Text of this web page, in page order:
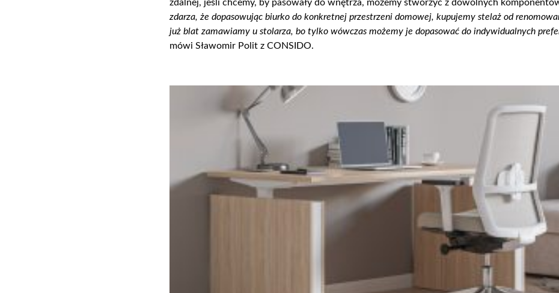
zdalnej, jeśli chcemy, by pasowały do wnętrza, możemy stworzyć z dowolnych
zdarza, że dopasowując biurko do konkretnej przestrzeni domowej, kupujemy stelaż od
już blat zamawiamy u stolarza, bo tylko wówczas możemy je dopasować do indywidualnych
mówi Sławomir Polit z CONSIDO.